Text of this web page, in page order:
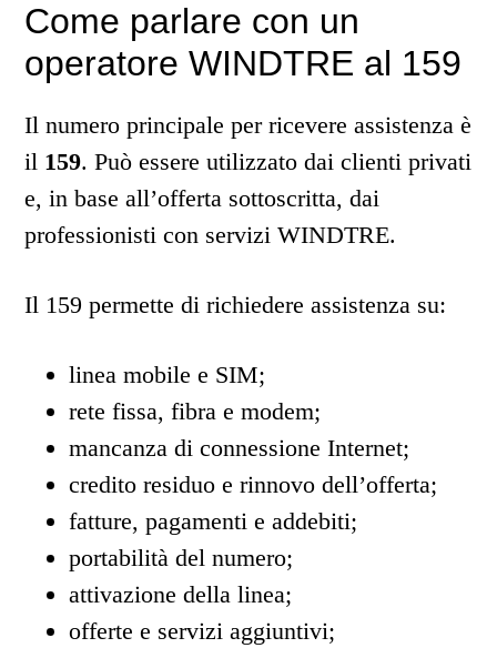
Come parlare con un
operatore WINDTRE al 159
Il numero principale per ricevere assistenza è
il 159. Può essere utilizzato dai clienti privati
e, in base all’offerta sottoscritta, dai
professionisti con servizi WINDTRE.
Il 159 permette di richiedere assistenza su:
linea mobile e SIM;
rete fissa, fibra e modem;
mancanza di connessione Internet;
credito residuo e rinnovo dell’offerta;
fatture, pagamenti e addebiti;
portabilità del numero;
attivazione della linea;
offerte e servizi aggiuntivi;